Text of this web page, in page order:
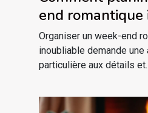
end
Organiser un week-end
inoubliable demande une
particulière aux détails